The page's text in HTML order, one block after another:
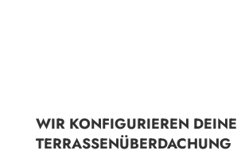
WIR KONFIGURIEREN DEINE
TERRASSENÜBERDACHUNG